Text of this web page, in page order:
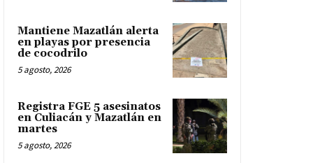
Mantiene Mazatlán alerta
en playas por presencia
de cocodrilo
5 agosto, 2026
Registra FGE 5 asesinatos
en Culiacán y Mazatlán en
martes
5 agosto, 2026